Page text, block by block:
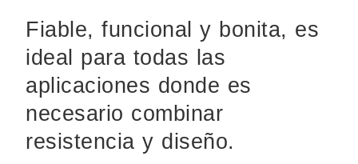
Fiable, funcional y bonita, es
ideal para todas las
aplicaciones donde es
necesario combinar
resistencia y diseño.